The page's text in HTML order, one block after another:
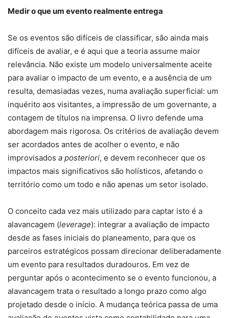
Medir o que um evento realmente entrega
Se os eventos são difíceis de classificar, são ainda mais
difíceis de avaliar, e é aqui que a teoria assume maior
relevância. Não existe um modelo universalmente aceite
para avaliar o impacto de um evento, e a ausência de um
resulta, demasiadas vezes, numa avaliação superficial: um
inquérito aos visitantes, a impressão de um governante, a
contagem de títulos na imprensa. O livro defende uma
abordagem mais rigorosa. Os critérios de avaliação devem
ser acordados antes de acolher o evento, e não
improvisados a posteriori, e devem reconhecer que os
impactos mais significativos são holísticos, afetando o
território como um todo e não apenas um setor isolado.
O conceito cada vez mais utilizado para captar isto é a
alavancagem (leverage): integrar a avaliação de impacto
desde as fases iniciais do planeamento, para que os
parceiros estratégicos possam direcionar deliberadamente
um evento para resultados duradouros. Em vez de
perguntar após o acontecimento se o evento funcionou, a
alavancagem trata o resultado a longo prazo como algo
projetado desde o início. A mudança teórica passa de uma